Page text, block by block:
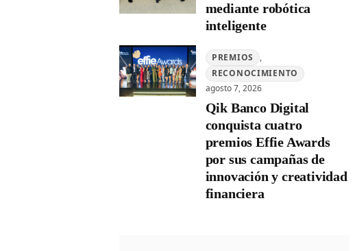
mediante robótica
inteligente
PREMIOS
,
RECONOCIMIENTO
agosto 7, 2026
Qik Banco Digital
conquista cuatro
premios Effie Awards
por sus campañas de
innovación y creatividad
financiera